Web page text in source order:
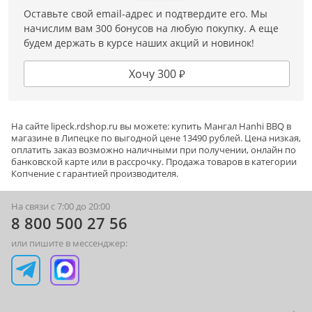
– Закройте крышку мангала и постарайтесь не
открывать её в течении всего времени копчения. О
термометру. А регулировать тягу можно заслонками
– Для приготовления продуктов без прямого жара
горящие угли сгребите в одну сторону мангала, а
продукты в другую.. Закройте крышку. Заслонку над
углями закройте, а над продуктами откройте.
4. Режим WOK
Для приготовления блюд азиатской кухни, таких как
жареный рис, вьетнамские блинчики нэмы, тайский
пад-тай, китайская фунчоза и другие виды лапши,
используйте подказанник. Для этого вам
понадобиться WOK-сковорода (ВОК).
Оставьте свой email-адрес и подтвердите его. Мы
начислим вам 300 бонусов на любую покупку. А еще
будем держать в курсе наших акций и новинок!
Хочу 300 ₽
На сайте lipeck.rdshop.ru вы можете: купить Мангал Hanhi BBQ в
магазине в Липецке по выгодной цене 13490 рублей. Цена низкая,
оплатить заказ возможно наличными при получении, онлайн по
банковской карте или в рассрочку. Продажа товаров в категории
Копчениес гарантией производителя.
На связи с 7:00 до 20:00
8 800 500 27 56
или пишите в мессенджер: